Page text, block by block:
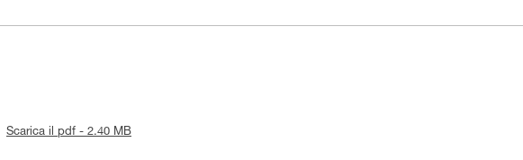
Scarica il pdf - 2.40 MB